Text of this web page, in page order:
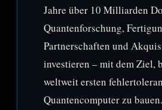
Jahre über 10 Milliarden
Quantenforschung,
Partnerschaften und
investieren – mit dem Ziel,
weltweit ersten
Quantencomputer zu